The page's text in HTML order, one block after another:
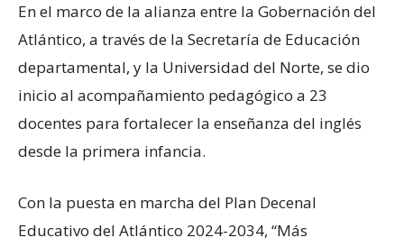
En el marco de la alianza entre la Gobernación del
Atlántico, a través de la Secretaría de Educación
departamental, y la Universidad del Norte, se dio
inicio al acompañamiento pedagógico a 23
docentes para fortalecer la enseñanza del inglés
desde la primera infancia.
Con la puesta en marcha del Plan Decenal
Educativo del Atlántico 2024-2034, “Más